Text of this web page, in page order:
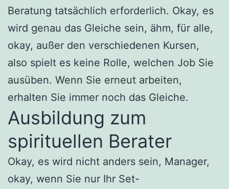
Beratung tatsächlich erforderlich. Okay, es
wird genau das Gleiche sein, ähm, für alle,
okay, außer den verschiedenen Kursen,
also spielt es keine Rolle, welchen Job Sie
ausüben. Wenn Sie erneut arbeiten,
erhalten Sie immer noch das Gleiche.
Ausbildung zum
spirituellen Berater
Okay, es wird nicht anders sein, Manager,
okay, wenn Sie nur Ihr Set-